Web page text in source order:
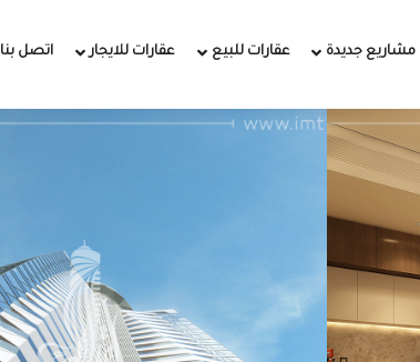
مشاريع جديدة عقارات للبيع عقارات للايجار اتصل بنا